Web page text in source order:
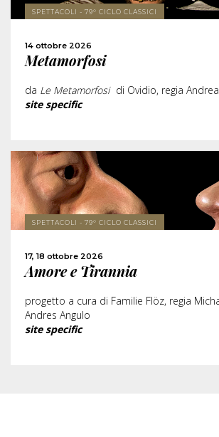
SPETTACOLI - 79° CICLO CLASSICI
14 ottobre 2026
Metamorfosi
da Le Metamorfosi di Ovidio, regia
site specific
ACQUISTA
SPETTACOLI - 79° CICLO CLASSICI
17, 18 ottobre 2026
Amore e Tirannia
progetto a cura di Familie Flöz, regia
Andres Angulo
site specific
SCOPRI DI PIÙ